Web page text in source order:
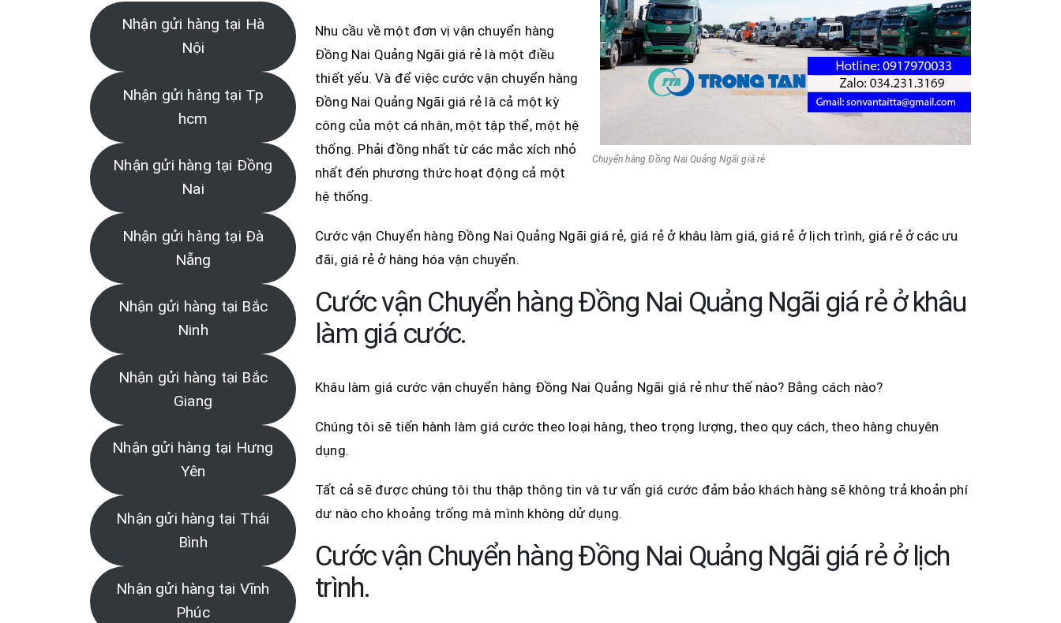
Chuyển hàng Đồng Nai Quảng Ngãi giá rẻ
Nhu cầu về một đơn vị vận chuyển hàng
Đồng Nai Quảng Ngãi giá rẻ là một điều
thiết yếu. Và để việc cước vận chuyển hàng
Đồng Nai Quảng Ngãi giá rẻ là cả một kỳ
công của một cá nhân, một tập thể, một hệ
thống. Phải đồng nhất từ các mắc xích nhỏ
nhất đến phương thức hoạt động cả một
hệ thống.
Cước vận Chuyển hàng Đồng Nai Quảng Ngãi giá rẻ, giá rẻ ở khâu làm giá, giá rẻ ở lịch trình, giá rẻ ở các ưu
đãi, giá rẻ ở hàng hóa vận chuyển.
Cước vận Chuyển hàng Đồng Nai Quảng Ngãi giá rẻ ở khâu
làm giá cước.
Khâu làm giá cước vận chuyển hàng Đồng Nai Quảng Ngãi giá rẻ như thế nào? Bằng cách nào?
Chúng tôi sẽ tiến hành làm giá cước theo loại hàng, theo trọng lượng, theo quy cách, theo hàng chuyên
dụng.
Tất cả sẽ được chúng tôi thu thập thông tin và tư vấn giá cước đảm bảo khách hàng sẽ không trả khoản phí
dư nào cho khoảng trống mà mình không dử dụng.
Cước vận Chuyển hàng Đồng Nai Quảng Ngãi giá rẻ ở lịch
trình.
Nhận gửi hàng tại Hà
Nội
Nhận gửi hàng tại Tp
hcm
Nhận gửi hàng tại Đồng
Nai
Nhận gửi hàng tại Đà
Nẵng
Nhận gửi hàng tại Bắc
Ninh
Nhận gửi hàng tại Bắc
Giang
Nhận gửi hàng tại Hưng
Yên
Nhận gửi hàng tại Thái
Bình
Nhận gửi hàng tại Vĩnh
Phúc